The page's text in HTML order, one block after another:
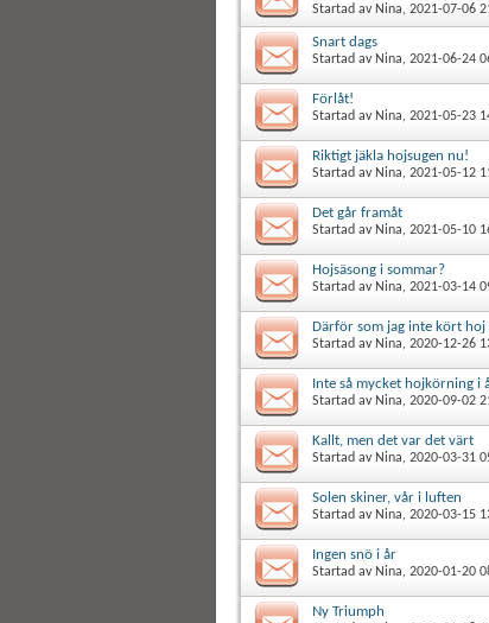
Startad av Nina, 2021-07-06
Snart dags
Startad av Nina, 2021-06-24
Förlåt!
Startad av Nina, 2021-05-23
Riktigt jäkla hojsugen nu!
Startad av Nina, 2021-05-12
Det går framåt
Startad av Nina, 2021-05-10
Hojsäsong i sommar?
Startad av Nina, 2021-03-14
Därför som jag inte kört hoj
Startad av Nina, 2020-12-26
Inte så mycket hojkörning i
Startad av Nina, 2020-09-02
Kallt, men det var det värt
Startad av Nina, 2020-03-31
Solen skiner, vår i luften
Startad av Nina, 2020-03-15
Ingen snö i år
Startad av Nina, 2020-01-20
Ny Triumph